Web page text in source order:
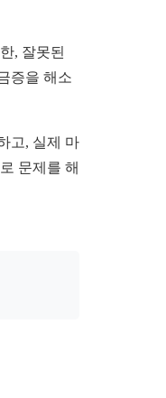
, 잘못된
증을 해소
고, 실제 마
문제를 해